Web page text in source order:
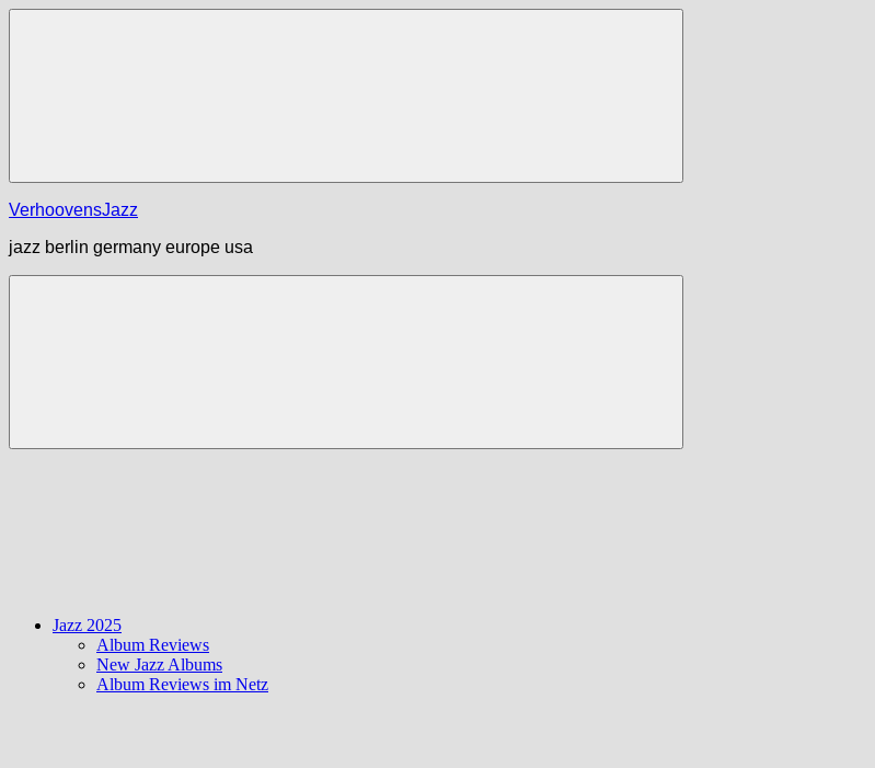
Zum
Menü
VerhoovensJazz
jazz berlin germany europe usa
Menü
Jazz 2025
Album Reviews
New Jazz Albums
Album Reviews im Netz